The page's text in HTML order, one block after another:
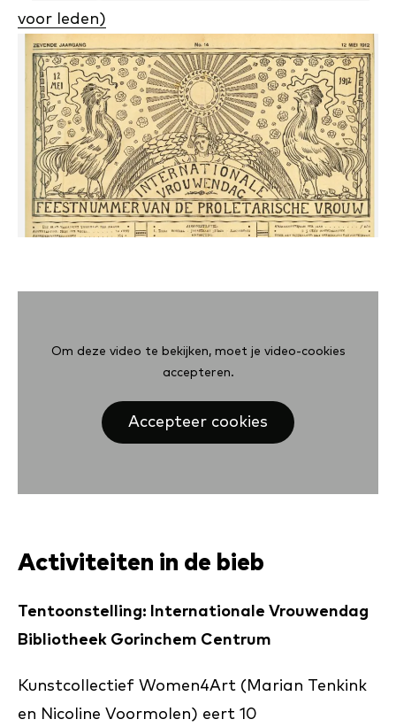
voor leden)
Om deze video te bekijken, moet je video-cookies
accepteren.
Accepteer cookies
Activiteiten in de bieb
Ten­toon­stel­ling: In­ter­na­ti­o­na­le Vrou­wen­dag
Bibliotheek Gorinchem Centrum
Kunstcollectief Women4Art (Marian Tenkink
en Nicoline Voormolen) eert 10